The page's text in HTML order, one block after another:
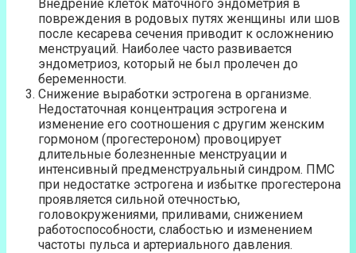
Внедрение клеток маточного эндометрия в
повреждения в родовых путях женщины или шов
после кесарева сечения приводит к осложнению
менструаций. Наиболее часто развивается
эндометриоз, который не был пролечен до
беременности.
Снижение выработки эстрогена в организме.
Недостаточная концентрация эстрогена и
изменение его соотношения с другим женским
гормоном (прогестероном) провоцирует
длительные болезненные менструации и
интенсивный предменструальный синдром. ПМС
при недостатке эстрогена и избытке прогестерона
проявляется сильной отечностью,
головокружениями, приливами, снижением
работоспособности, слабостью и изменением
частоты пульса и артериального давления.